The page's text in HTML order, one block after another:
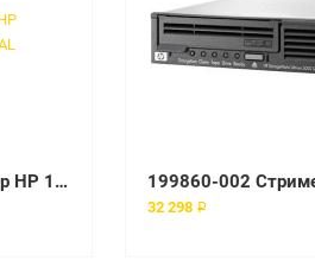
192106-B21 Стример HP 110/220-GB SDLT INT OPAL
32 298 ₽